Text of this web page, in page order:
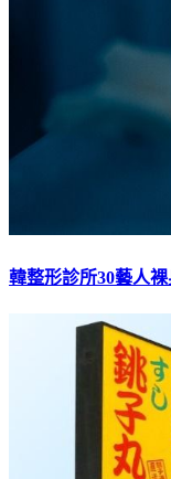
韓整形診所30藝人